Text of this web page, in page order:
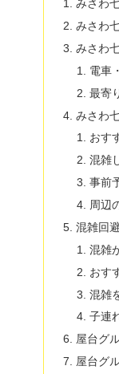
みさわ
みさわ
みさわ
電車
最寄
みさわ
おす
混雑
事前
周辺
混雑回
混雑
おす
混雑
子連
屋台グ
屋台グ